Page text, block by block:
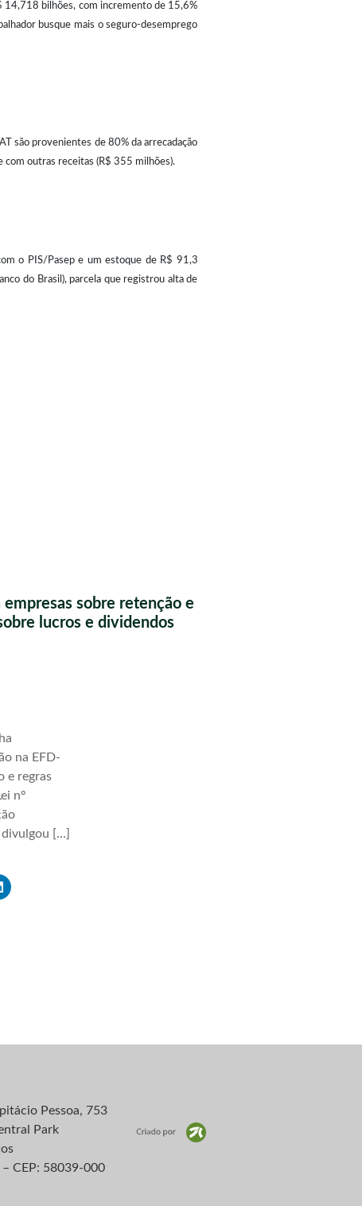
14,718 bilhões, com incremento de 15,6%
busque mais o seguro-desemprego
são provenientes de 80% da arrecadação
com outras receitas (R$ 355 milhões).
o PIS/Pasep e um estoque de R$ 91,3
do Brasil), parcela que registrou alta de
sobre retenção e
lucros e dividendos
na EFD-
e regras
nº
divulgou […]
Pessoa, 753
Park
– CEP: 58039-000